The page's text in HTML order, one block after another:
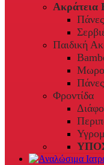
Ακράτεια
Παιδική
Φροντίδα